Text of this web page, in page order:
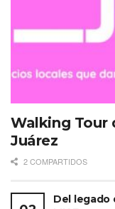
Walking Tour
Juárez
2 COMPARTIDOS
Del legado